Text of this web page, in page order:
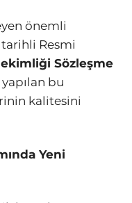
önemli
Resmi
Sözleşme
yapılan bu
kalitesini
Yeni